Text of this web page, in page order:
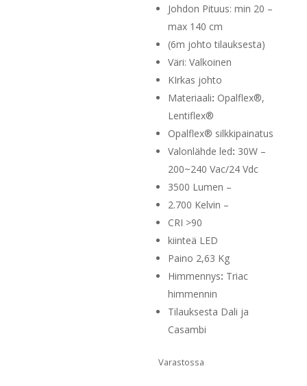
Johdon Pituus: min 20 –
max 140 cm
(6m johto tilauksesta)
Väri: Valkoinen
KIrkas johto
Materiaali: Opalflex®,
Lentiflex®
Opalflex® silkkipainatus
Valonlähde led: 30W –
200~240 Vac/24 Vdc
3500 Lumen –
2.700 Kelvin –
CRI >90
kiinteä LED
Paino 2,63 Kg
Himmennys: Triac
himmennin
Tilauksesta Dali ja
Casambi
Varastossa